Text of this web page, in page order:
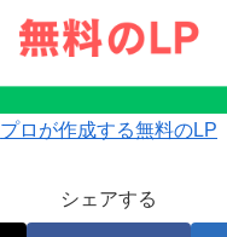
プロが作成する無料のLP
シェアする